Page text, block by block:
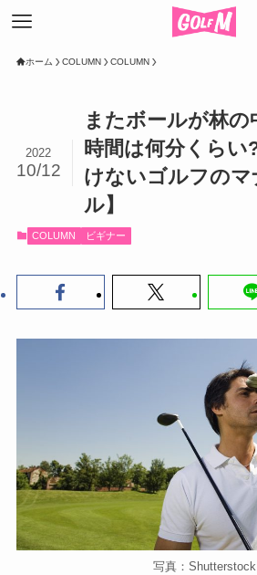
ホーム COLUMN COLUMN
またボールが林の
時間は何分くらい
けないゴルフのマ
ル】
2022
10/12
COLUMN ビギナー
写真：Shutterstock